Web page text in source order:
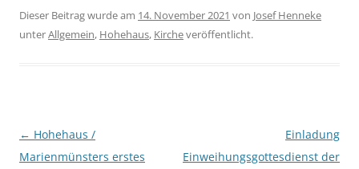
Dieser Beitrag wurde am 14. November 2021 von Josef Henneke
unterAllgemein, Hohehaus, Kircheveröffentlicht.
Beitragsnavigation
← Hohehaus /
Marienmünsters erstes
Einladung
Einweihungsgottesdienst der